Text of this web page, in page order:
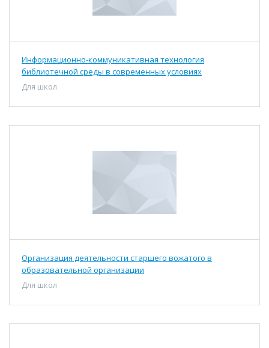
Информационно-коммуникативная технология
библиотечной среды в современных условиях
Для школ
Организация деятельности старшего вожатого в
образовательной организации
Для школ